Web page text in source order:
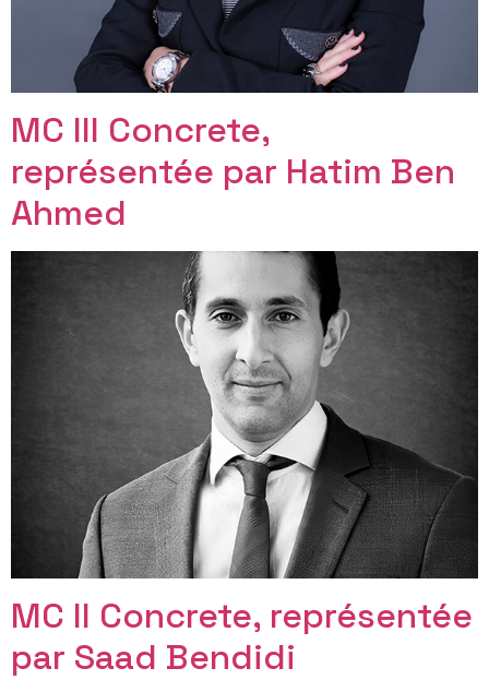
MC III Concrete,
représentée par Hatim Ben
Ahmed
MC II Concrete, représentée
par Saad Bendidi